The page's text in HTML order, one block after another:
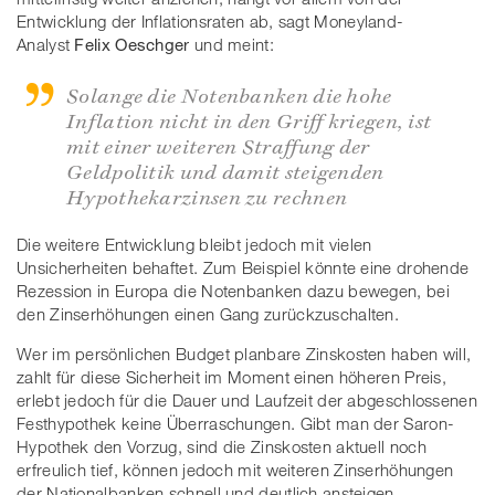
Entwicklung der Inflationsraten ab, sagt Moneyland-
Analyst Felix Oeschger und meint:
Solange die Notenbanken die hohe
Inflation nicht in den Griff kriegen, ist
mit einer weiteren Straffung der
Geldpolitik und damit steigenden
Hypothekarzinsen zu rechnen
Die weitere Entwicklung bleibt jedoch mit vielen
Unsicherheiten behaftet. Zum Beispiel könnte eine drohende
Rezession in Europa die Notenbanken dazu bewegen, bei
den Zinserhöhungen einen Gang zurückzuschalten.
Wer im persönlichen Budget planbare Zinskosten haben will,
zahlt für diese Sicherheit im Moment einen höheren Preis,
erlebt jedoch für die Dauer und Laufzeit der abgeschlossenen
Festhypothek keine Überraschungen. Gibt man der Saron-
Hypothek den Vorzug, sind die Zinskosten aktuell noch
erfreulich tief, können jedoch mit weiteren Zinserhöhungen